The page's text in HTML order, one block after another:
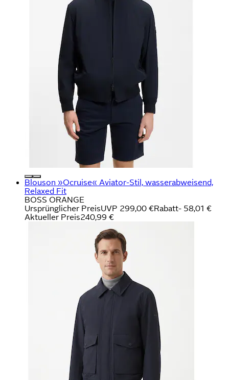
Blouson »Ocruise« Aviator-Stil, wasserabweisend,
Relaxed Fit
BOSS ORANGE
Ursprünglicher PreisUVP 299,00 €Rabatt- 58,01 €
Aktueller Preis240,99 €